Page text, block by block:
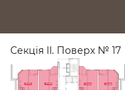
Секція II. Поверх № 17
ПРОДАНО ПРОДАНО